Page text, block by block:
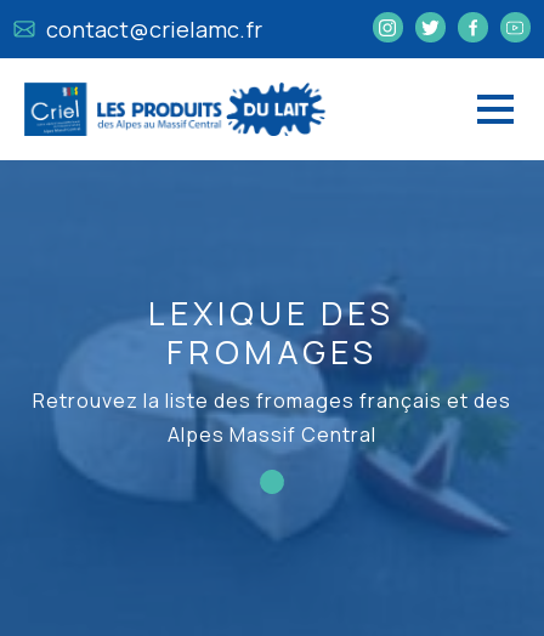
contact@crielamc.fr
LEXIQUE DES
FROMAGES
Retrouvez la liste des fromages français et des
Alpes Massif Central